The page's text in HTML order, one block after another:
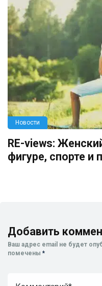
Новости
RE-views:
фигуре, спорте и
Добавить
Ваш адрес email не будет
помечены *